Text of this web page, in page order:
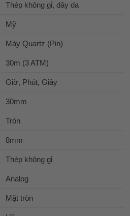
Thép không gỉ, dây da
Mỹ
Máy Quartz (Pin)
30m (3 ATM)
Giờ, Phút, Giây
30mm
Tròn
8mm
Thép không gỉ
Analog
Mặt tròn